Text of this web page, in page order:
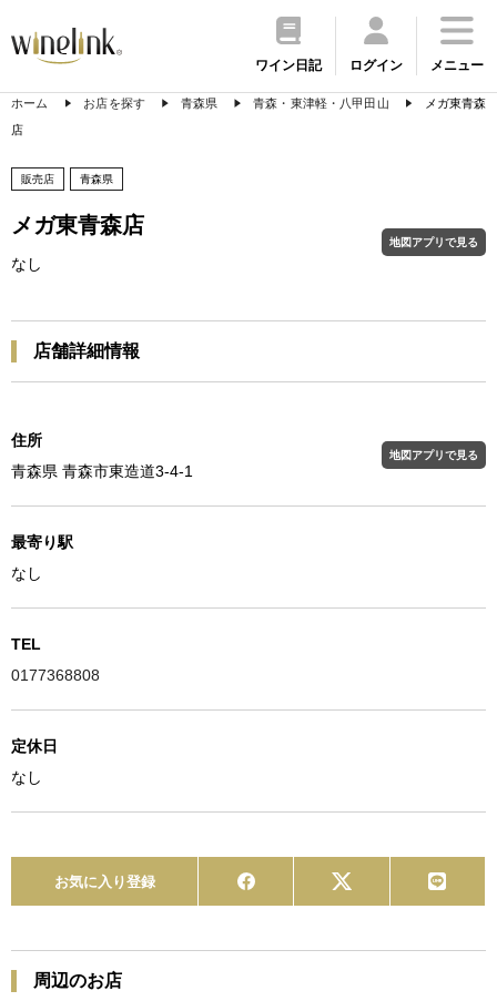
ワイン日記 ログイン メニュー
ホーム お店を探す 青森県 青森・東津軽・八甲田山
メガ東青森
店
販売店 青森県
メガ東青森店
なし
地図アプリで見る
店舗詳細情報
住所
青森県 青森市東造道3-4-1
地図アプリで見る
最寄り駅
なし
TEL
0177368808
定休日
なし
お気に入り登録
周辺のお店